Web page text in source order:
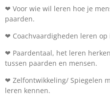
❤ Voor wie wil leren hoe je
paarden.
❤ Coachvaardigheden leren
❤ Paardentaal, het leren
tussen paarden en mensen.
❤ Zelfontwikkeling/ Spiegelen
leren kennen.